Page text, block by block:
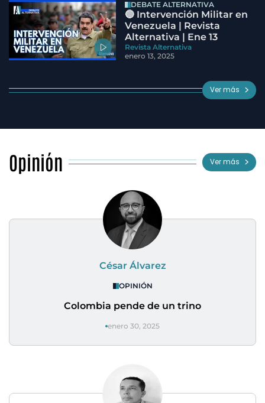
DEBATE ALTERNATIVA
🔵 Intervención Militar en
Venezuela | Revista
Alternativa | Ene 13
Revista Alternativa
enero 13, 2025
Ver más
Opinión Ver más
César Álvarez
OPINIÓN
Colombia pende de un trino
enero 30, 2025